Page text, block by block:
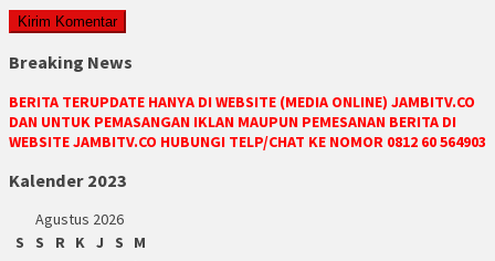
Breaking News
BERITA TERUPDATE HANYA DI WEBSITE (MEDIA ONLINE) JAMBITV.CO
DAN UNTUK PEMASANGAN IKLAN MAUPUN PEMESANAN BERITA DI
WEBSITE JAMBITV.CO HUBUNGI TELP/CHAT KE NOMOR 0812 60 564903
Kalender 2023
Agustus 2026
S
S R K J S
M